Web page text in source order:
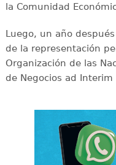
la Comunidad
Luego, un año
de la representación
Organización de las
de Negocios ad